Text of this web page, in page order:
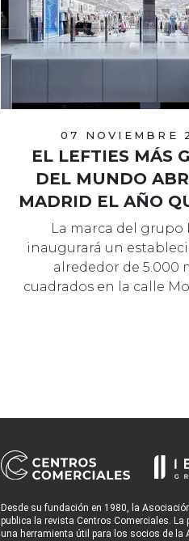
07 NOVIEMBRE
EL LEFTIES MÁS
DEL MUNDO
MADRID EL AÑO
La marca del grupo
inaugurará un
alrededor de 5.000
cuadrados en la calle
Desde su fundación en 1980, la
publica la revista Centros Comerciales.
una herramienta útil para los socios de la